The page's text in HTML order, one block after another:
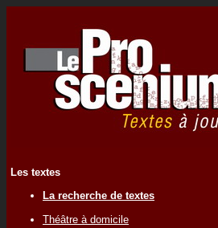
Les textes
La recherche de textes
Théâtre à domicile